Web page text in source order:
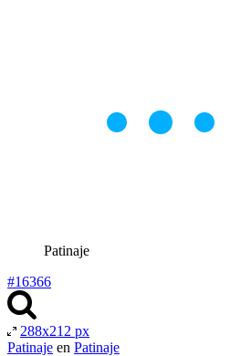
Patinaje
#16366
288x212 px
Patinaje en Patinaje